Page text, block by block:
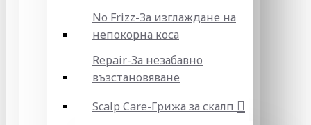
No Frizz-За изглаждане на
непокорна коса
Repair-За незабавно
възстановяване
Scalp Care-Грижа за скалп